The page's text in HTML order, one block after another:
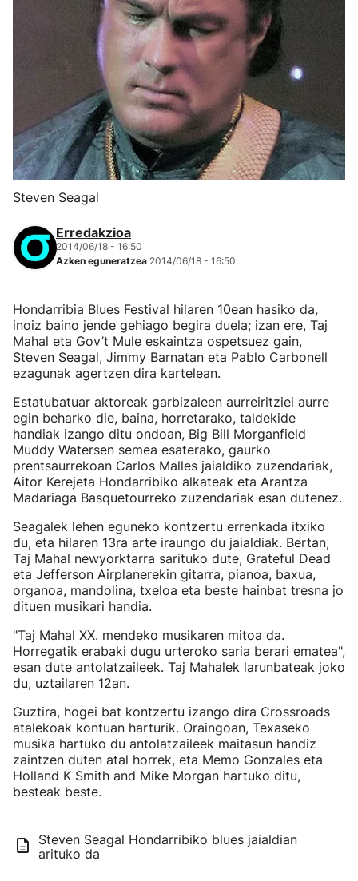
Steven Seagal
Erredakzioa
2014/06/18 - 16:50
Azken eguneratzea 2014/06/18 - 16:50
Hondarribia Blues Festival hilaren 10ean hasiko da,
inoiz baino jende gehiago begira duela; izan ere, Taj
Mahal eta Gov’t Mule eskaintza ospetsuez gain,
Steven Seagal, Jimmy Barnatan eta Pablo Carbonell
ezagunak agertzen dira kartelean.
Estatubatuar aktoreak garbizaleen aurreiritziei aurre
egin beharko die, baina, horretarako, taldekide
handiak izango ditu ondoan, Big Bill Morganfield
Muddy Watersen semea esaterako, gaurko
prentsaurrekoan Carlos Malles jaialdiko zuzendariak,
Aitor Kerejeta Hondarribiko alkateak eta Arantza
Madariaga Basquetourreko zuzendariak esan dutenez.
Seagalek lehen eguneko kontzertu errenkada itxiko
du, eta hilaren 13ra arte iraungo du jaialdiak. Bertan,
Taj Mahal newyorktarra sarituko dute, Grateful Dead
eta Jefferson Airplanerekin gitarra, pianoa, baxua,
organoa, mandolina, txeloa eta beste hainbat tresna jo
dituen musikari handia.
"Taj Mahal XX. mendeko musikaren mitoa da.
Horregatik erabaki dugu urteroko saria berari ematea",
esan dute antolatzaileek. Taj Mahalek larunbateak joko
du, uztailaren 12an.
Guztira, hogei bat kontzertu izango dira Crossroads
atalekoak kontuan harturik. Oraingoan, Texaseko
musika hartuko du antolatzaileek maitasun handiz
zaintzen duten atal horrek, eta Memo Gonzales eta
Holland K Smith and Mike Morgan hartuko ditu,
besteak beste.
Steven Seagal Hondarribiko blues jaialdian
arituko da